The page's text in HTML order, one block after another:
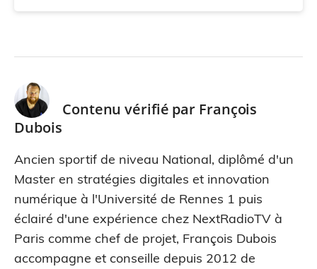
Contenu vérifié par François
Dubois
Ancien sportif de niveau National, diplômé d'un
Master en stratégies digitales et innovation
numérique à l'Université de Rennes 1 puis
éclairé d'une expérience chez NextRadioTV à
Paris comme chef de projet, François Dubois
accompagne et conseille depuis 2012 de